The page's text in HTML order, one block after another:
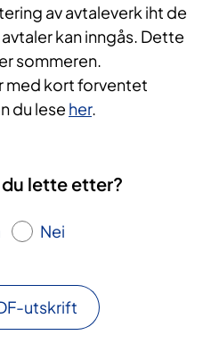
av avtaleverk iht de
kan inngås. Dette
sommeren.
med kort forventet
du lese her.
lette etter?
Nei
utskrift